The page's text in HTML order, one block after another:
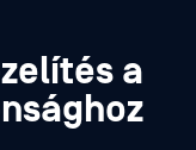
a